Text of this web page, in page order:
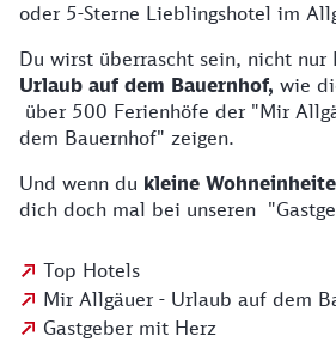
oder 5-Sterne Lieblingshotel im
Du wirst überrascht sein, nicht
Urlaub auf dem Bauernhof, wie
über 500 Ferienhöfe der "Mir
dem Bauernhof" zeigen.
Und wenn du kleine
dich doch mal bei unseren
Top Hotels
Mir Allgäuer - Urlaub auf dem
Gastgeber mit Herz